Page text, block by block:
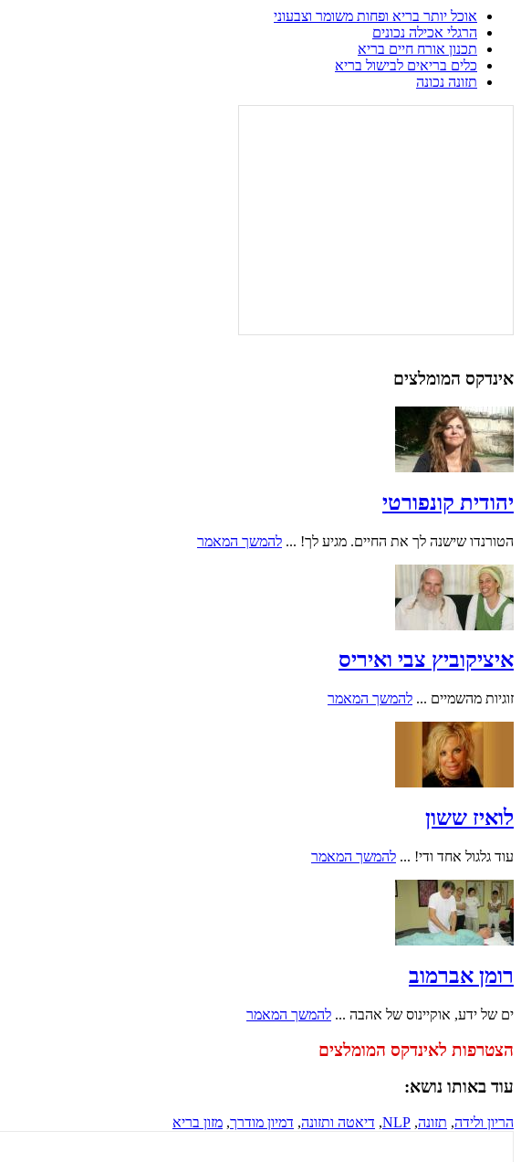
אוכל יותר בריא ופחות משומר וצבעוני
הרגלי אכילה נכונים
תכנון אורח חיים בריא
כלים בריאים לבישול בריא
תזונה נכונה
אינדקס המומלצים
יהודית קונפורטי
הטורנדו שישנה לך את החיים. מגיע לך! ... להמשך המאמר
איציקוביץ צבי ואיריס
זוגיות מהשמיים ... להמשך המאמר
לואיז ששון
עוד גלגול אחד ודי! ... להמשך המאמר
רומן אברמוב
ים של ידע, אוקיינוס של אהבה ... להמשך המאמר
הצטרפות לאינדקס המומלצים
עוד באותו נושא:
הריון ולידה, תזונה,
NLP
, דיאטה ותזונה, דמיון מודרך, מזון בריא